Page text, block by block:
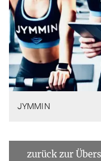
JYMMIN
zurück zur